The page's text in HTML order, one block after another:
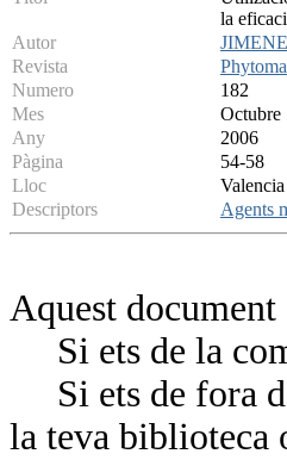
la
Autor
Revista
Phytoma
Numero
182
Mes
Octubre
Any
2006
Pàgina
54-58
Lloc
Valencia
Descriptors
Agents
Aquest
Si ets de la
Si ets de fora
la teva biblioteca